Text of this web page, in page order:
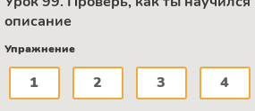
описание
Упражнение
1 2 3 4